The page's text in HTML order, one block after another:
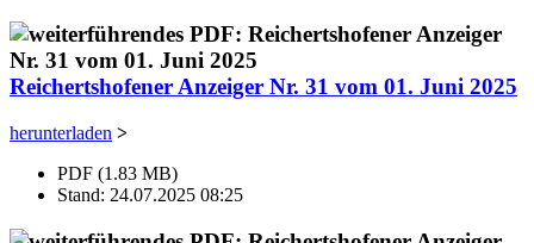
Reichertshofener Anzeiger Nr. 31 vom 01. Juni 2025
herunterladen >
PDF (1.83 MB)
Stand: 24.07.2025 08:25